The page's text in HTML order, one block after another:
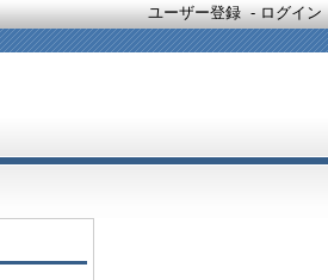
ユーザー登録 -ログイン